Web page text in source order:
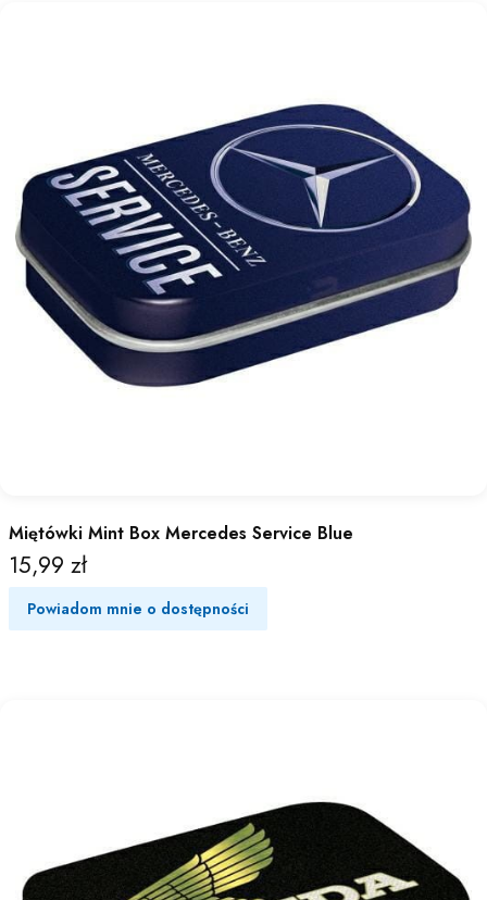
Miętówki Mint Box Mercedes Service Blue
Cena
15,99 zł
Powiadom mnie o dostępności